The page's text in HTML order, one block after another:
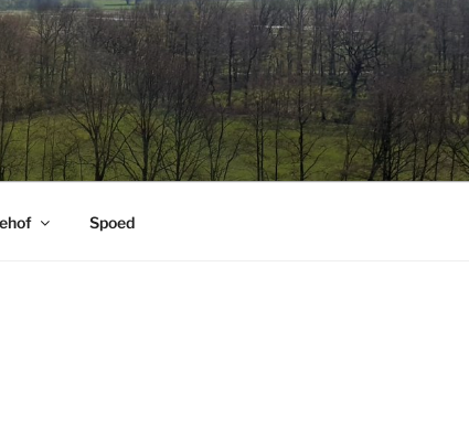
Spoed